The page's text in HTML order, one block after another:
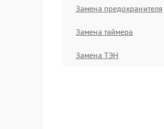
Замена предохранителя
Замена таймера
Замена ТЭН